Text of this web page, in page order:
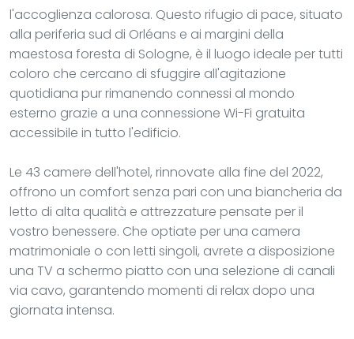
l'accoglienza calorosa. Questo rifugio di pace, situato
alla periferia sud di Orléans e ai margini della
maestosa foresta di Sologne, è il luogo ideale per tutti
coloro che cercano di sfuggire all'agitazione
quotidiana pur rimanendo connessi al mondo
esterno grazie a una connessione Wi-Fi gratuita
accessibile in tutto l'edificio.
Le 43 camere dell'hotel, rinnovate alla fine del 2022,
offrono un comfort senza pari con una biancheria da
letto di alta qualità e attrezzature pensate per il
vostro benessere. Che optiate per una camera
matrimoniale o con letti singoli, avrete a disposizione
una TV a schermo piatto con una selezione di canali
via cavo, garantendo momenti di relax dopo una
giornata intensa.